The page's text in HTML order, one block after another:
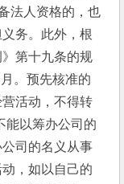
法人资格的，也
务。此外，根
第十九条的规
。预先核准的
活动，不得转
能以筹办公司的
司的名义从事
，如以自己的